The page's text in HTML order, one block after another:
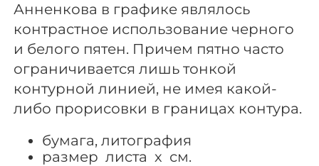
Анненкова в графике являлось
контрастное использование черного
и белого пятен. Причем пятно часто
ограничивается лишь тонкой
контурной линией, не имея какой-
либо прорисовки в границах контура.
бумага, литография
размер листа х см.